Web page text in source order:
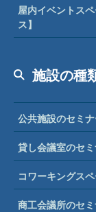
屋内イベントス
ス】
施設の種
公共施設のセミ
貸し会議室のセ
コワーキングス
商工会議所のセ